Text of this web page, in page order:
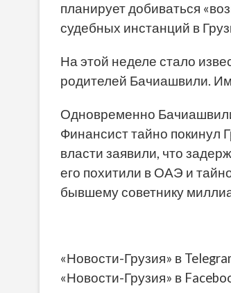
планирует добиваться
судебных инстанций в
На этой неделе стало
родителей Бачиашвили.
Одновременно
Финансист тайно покинул
власти заявили, что
его похитили в ОАЭ и
бывшему советнику
«Новости-Грузия» в
«Новости-Грузия» в